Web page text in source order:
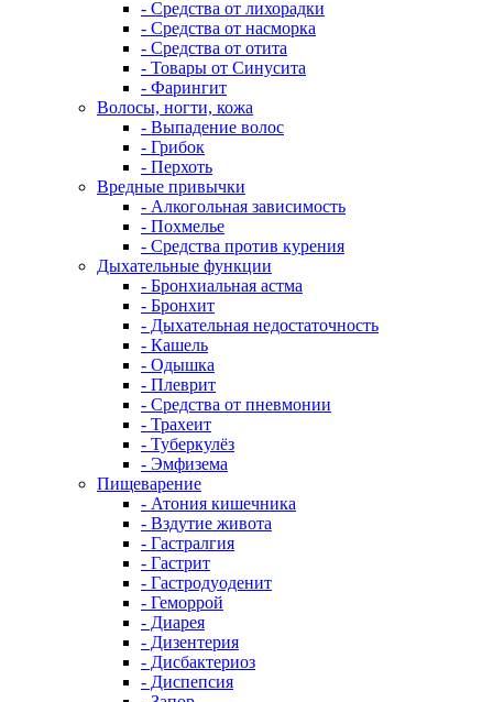
- Средства от лихорадки
- Средства от насморка
- Средства от отита
- Товары от Синусита
- Фарингит
Волосы, ногти, кожа
- Выпадение волос
- Грибок
- Перхоть
Вредные привычки
- Алкогольная зависимость
- Похмелье
- Средства против курения
Дыхательные функции
- Бронхиальная астма
- Бронхит
- Дыхательная недостаточность
- Кашель
- Одышка
- Плеврит
- Средства от пневмонии
- Трахеит
- Туберкулёз
- Эмфизема
Пищеварение
- Атония кишечника
- Вздутие живота
- Гастралгия
- Гастрит
- Гастродуоденит
- Геморрой
- Диарея
- Дизентерия
- Дисбактериоз
- Диспепсия